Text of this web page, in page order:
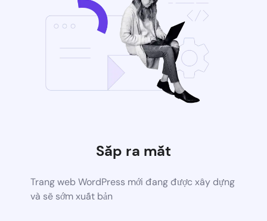
Sắp ra mắt
Trang web WordPress mới đang được xây dựng
và sẽ sớm xuất bản